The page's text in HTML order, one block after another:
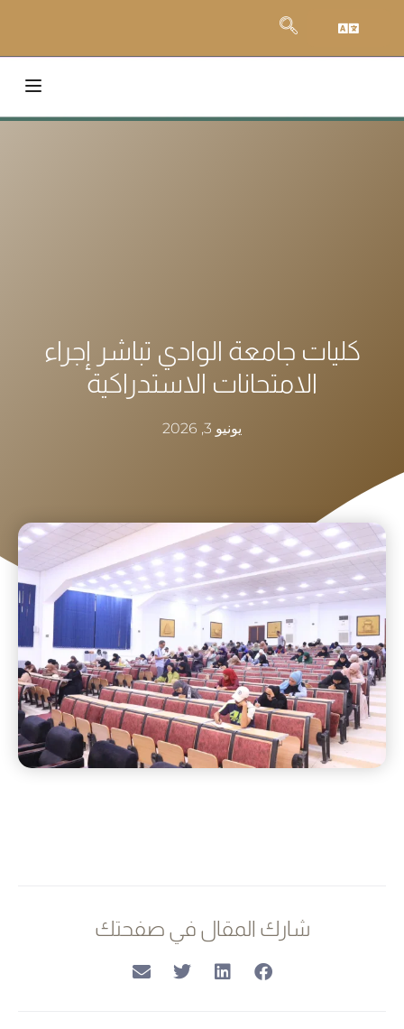
كليات جامعة الوادي تباشر إجراء
الامتحانات الاستدراكية
يونيو 3, 2026
شارك المقال في صفحتك